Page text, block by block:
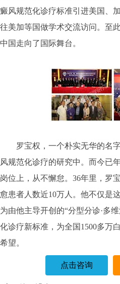
癜风规范化诊疗标准引进美国、
往美加等国做学术交流访问。至
中国走向了国际舞台。
罗宝权，一个朴实无华的名字
风规范化诊疗的研究中。而今已
岗位上，从不懈怠。36年里，罗
愈患者人数近10万人。他不仅是
为由他主导开创的“分型分诊·多
化诊疗新标准，为全国1500多万
希望。
点击咨询